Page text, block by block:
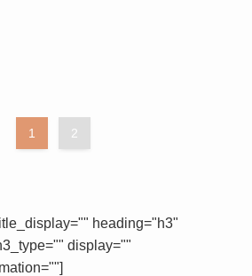
1 2
heading="h3"
display=""